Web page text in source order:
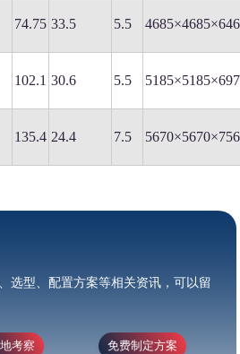
74.75 33.5 5.5
102.1 30.6 5.5
135.4 24.4 7.5
选型、配置方案等相关资讯，可以留
考察 免费制定方案